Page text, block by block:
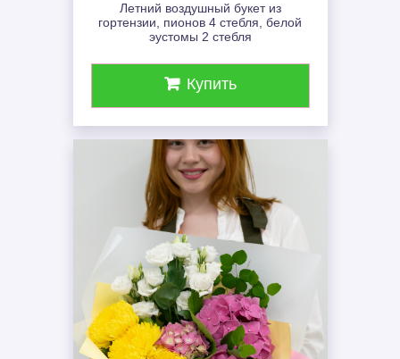
Летний воздушный букет из
гортензии, пионов 4 стебля, белой
эустомы 2 стебля
Купить